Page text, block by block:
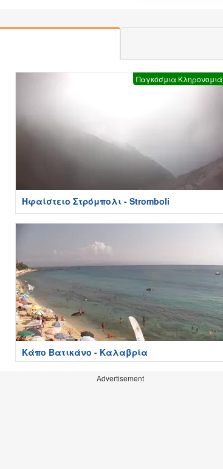
Παγκόσμια Κληρονομιά
Ηφαίστειο Στρόμπολι - Stromboli
Κάπο Βατικάνο - Καλαβρία
Advertisement